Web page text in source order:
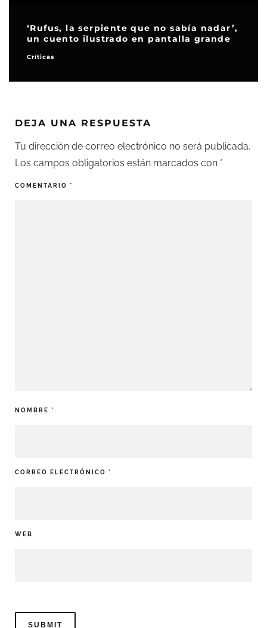
‘Rufus, la serpiente que no sabía nadar’,
un cuento ilustrado en pantalla grande
Críticas
DEJA UNA RESPUESTA
Tu dirección de correo electrónico no será publicada.
Los campos obligatorios están marcados con *
COMENTARIO *
NOMBRE *
CORREO ELECTRÓNICO *
WEB